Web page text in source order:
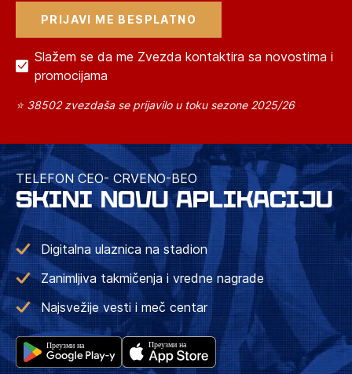
Slažem se da me Zvezda kontaktira sa novostima i
promocijama
⭐ 38502 zvezdaša se prijavilo u toku sezone 2025/26
TELEFON CEO- CRVENO-BEO
SKINI NOVU APLIKACIJU
Digitalna ulaznica na stadion
Zanimljiva takmičenja i vredne nagrade
Najsvežije vesti i meč centar